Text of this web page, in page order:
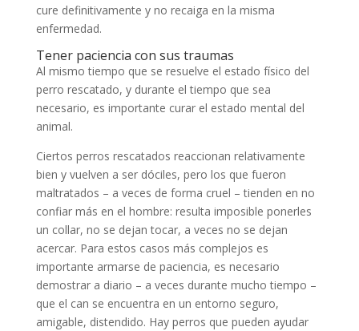
cure definitivamente y no recaiga en la misma
enfermedad.
Tener paciencia con sus traumas
Al mismo tiempo que se resuelve el estado físico del
perro rescatado, y durante el tiempo que sea
necesario, es importante curar el estado mental del
animal.
Ciertos perros rescatados reaccionan relativamente
bien y vuelven a ser dóciles, pero los que fueron
maltratados – a veces de forma cruel – tienden en no
confiar más en el hombre: resulta imposible ponerles
un collar, no se dejan tocar, a veces no se dejan
acercar. Para estos casos más complejos es
importante armarse de paciencia, es necesario
demostrar a diario – a veces durante mucho tiempo –
que el can se encuentra en un entorno seguro,
amigable, distendido. Hay perros que pueden ayudar